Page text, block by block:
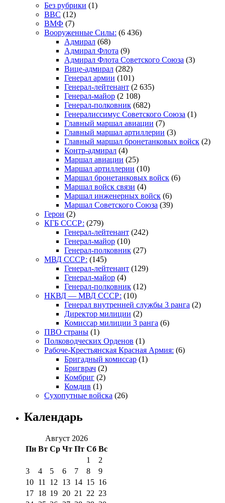
Без рубрики (1)
ВВС (12)
ВМФ (7)
Вооруженные Силы: (6 436)
Адмирал (68)
Адмирал Флота (9)
Адмирал Флота Советского Союза (3)
Вице-адмирал (282)
Генерал армии (101)
Генерал-лейтенант (2 635)
Генерал-майор (2 108)
Генерал-полковник (682)
Генералиссимус Советского Союза (1)
Главный маршал авиации (7)
Главный маршал артиллерии (3)
Главный маршал бронетанковых войск (2)
Контр-адмирал (4)
Маршал авиации (25)
Маршал артиллерии (10)
Маршал бронетанковых войск (6)
Маршал войск связи (4)
Маршал инженерных войск (6)
Маршал Советского Союза (39)
Герои (2)
КГБ СССР: (279)
Генерал-лейтенант (242)
Генерал-майор (10)
Генерал-полковник (27)
МВД СССР: (145)
Генерал-лейтенант (129)
Генерал-майор (4)
Генерал-полковник (12)
НКВД — МВД СССР: (10)
Генерал внутренней службы 3 ранга (2)
Директор милиции (2)
Комиссар милиции 3 ранга (6)
ПВО страны (1)
Полководческих Орденов (1)
Рабоче-Крестьянская Красная Армия: (6)
Бригадный комиссар (1)
Бригврач (2)
Комбриг (2)
Комдив (1)
Сухопутные войска (26)
Календарь
Август 2026
Пн Вт Ср Чт Пт Сб Вс
1
2
3
4 5 6 7 8
9
10 11 12 13 14 15 16
17 18 19 20 21 22 23